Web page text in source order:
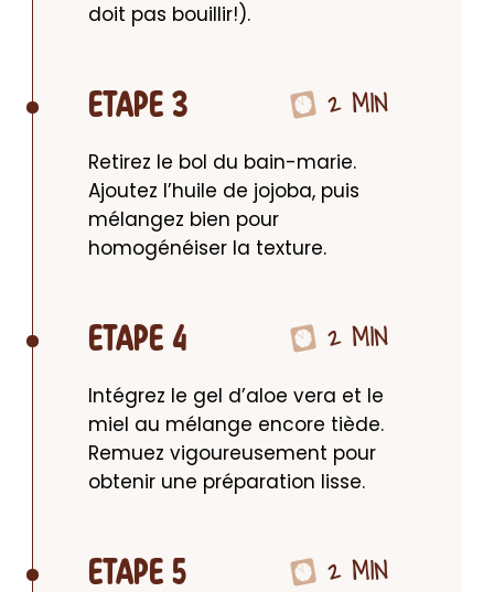
doit pas bouillir!).
ETAPE 3 2 MIN
Retirez le bol du bain-marie.
Ajoutez l’huile de jojoba, puis
mélangez bien pour
homogénéiser la texture.
ETAPE 4 2 MIN
Intégrez le gel d’aloe vera et le
miel au mélange encore tiède.
Remuez vigoureusement pour
obtenir une préparation lisse.
ETAPE 5 2 MIN